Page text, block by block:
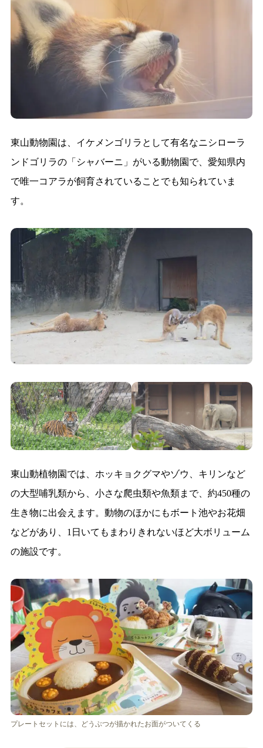
東山動物園は、イケメンゴリラとして有名なニシローラ
ンドゴリラの「シャバーニ」がいる動物園で、愛知県内
で唯一コアラが飼育されていることでも知られていま
す。
東山動植物園では、ホッキョクグマやゾウ、キリンなど
の大型哺乳類から、小さな爬虫類や魚類まで、約450種の
生き物に出会えます。動物のほかにもボート池やお花畑
などがあり、1日いてもまわりきれないほど大ボリューム
の施設です。
プレートセットには、どうぶつが描かれたお面がついてくる